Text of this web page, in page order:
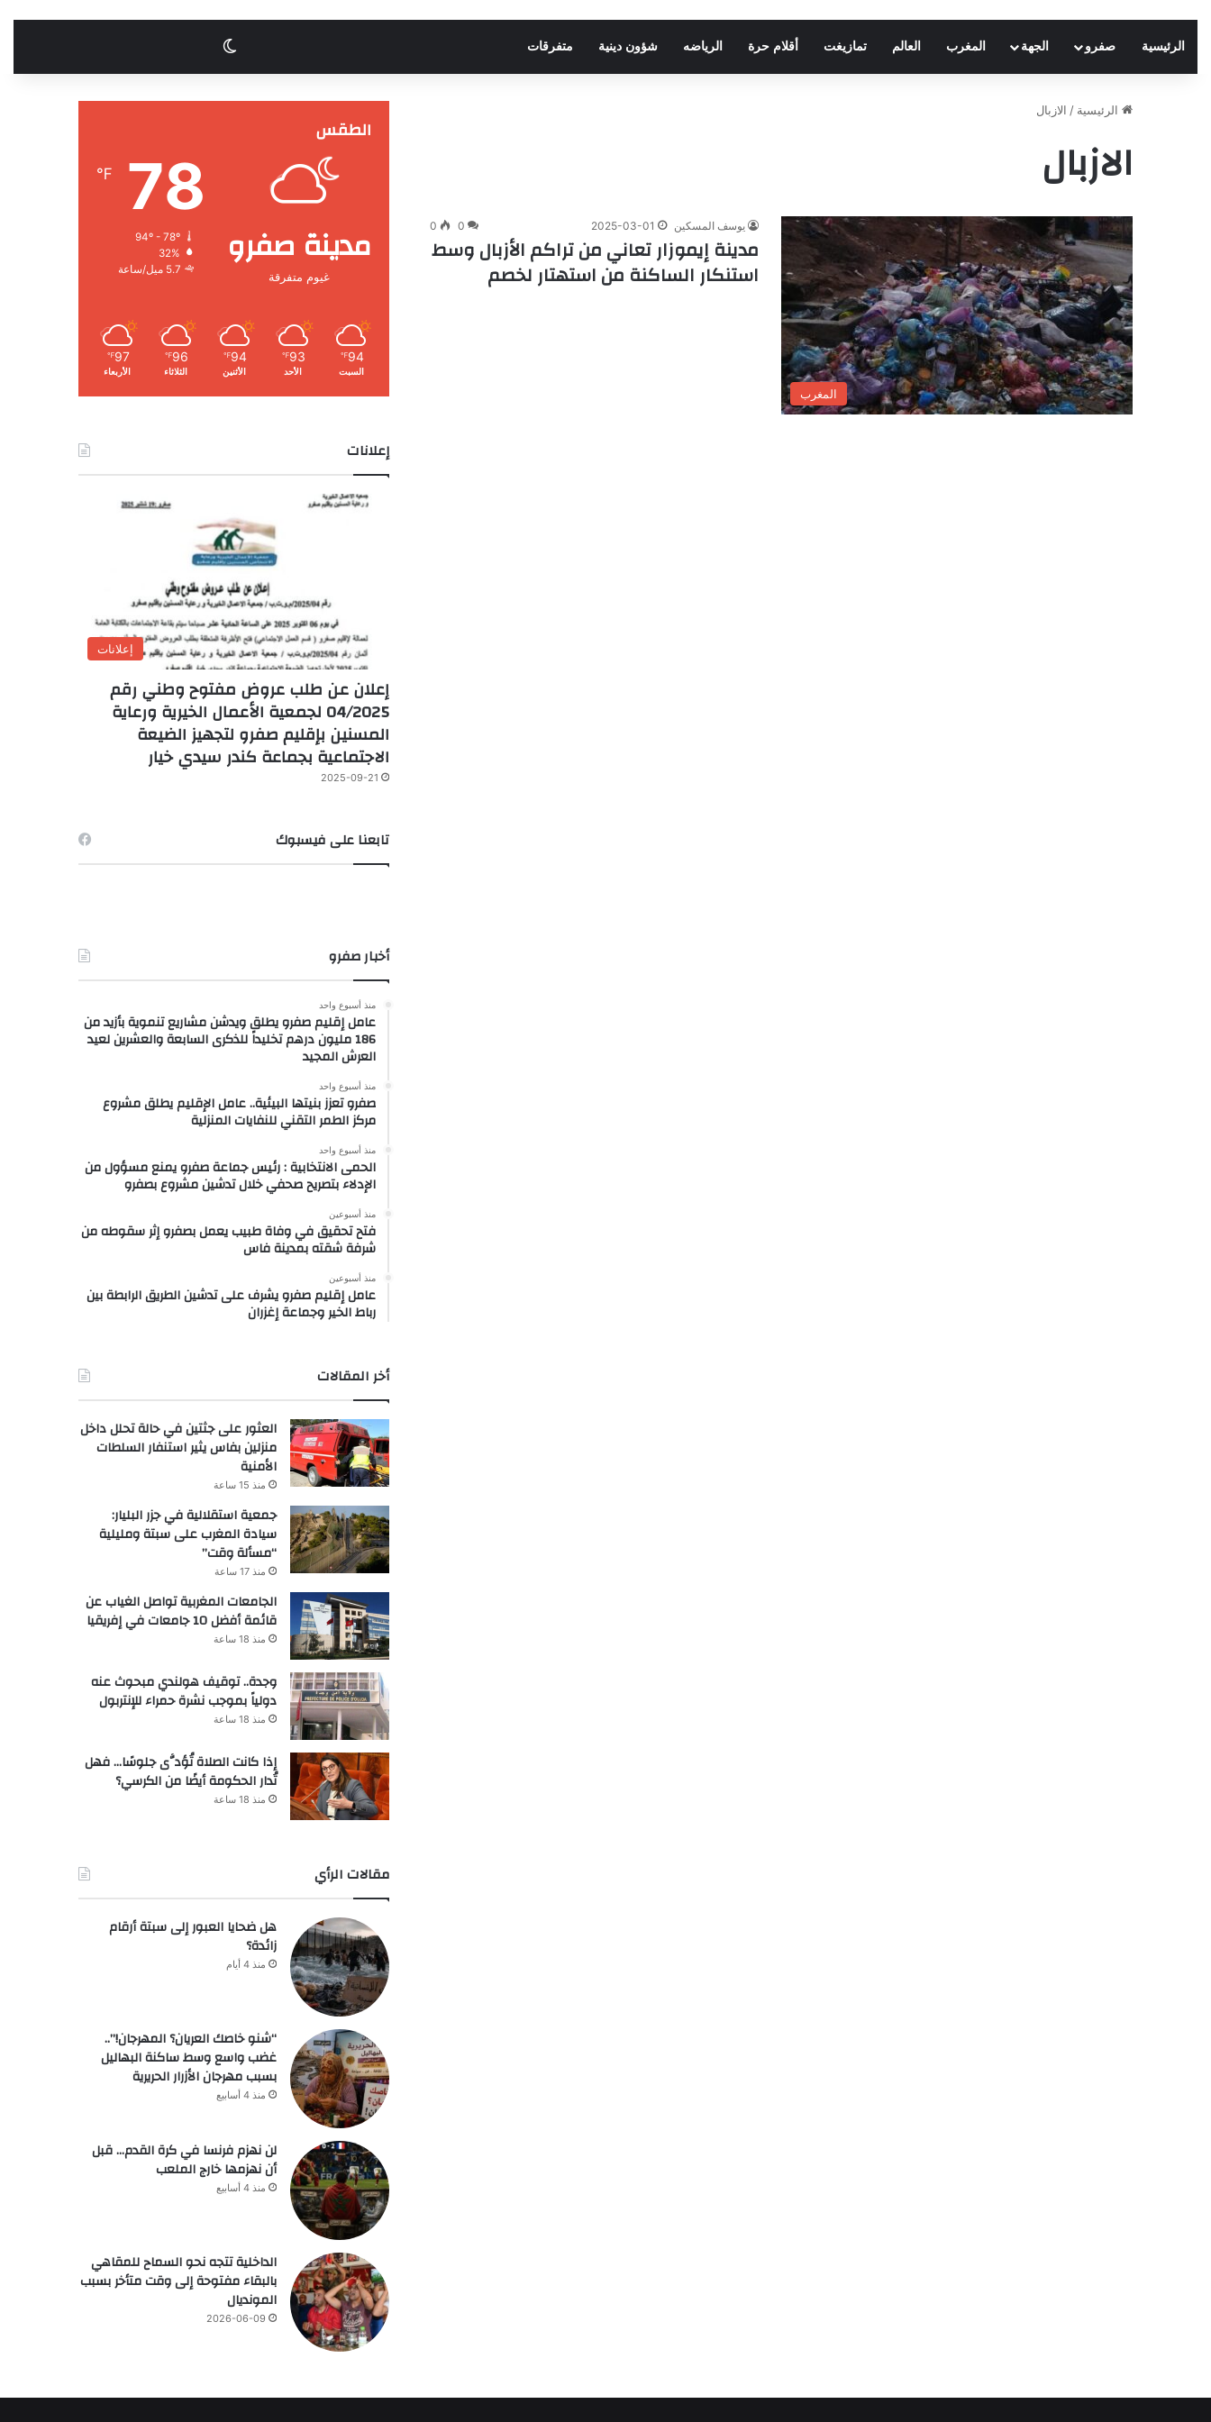
الرئيسية صفرو الجهة المغرب العالم تمازيغت أقلام حرة الرياضه شؤون دينية متفرقات الوضع المظلم
الرئيسية / الازبال
الازبال
المغرب
يوسف المسكين 2025-03-01
0
0
مدينة إيموزار تعاني من تراكم الأزبال وسط
استنكار الساكنة من استهتار لخصم
الطقس
مدينة صفرو
غيوم متفرقة
78
℉
94º - 78º
32%
5.7 ميل/ساعة
94
℉
السبت
93
℉
الأحد
94
℉
الأثنين
96
℉
الثلاثاء
97
℉
الأربعاء
إعلانات
إعلانات
إعلان عن طلب عروض مفتوح وطني رقم
04/2025 لجمعية الأعمال الخيرية ورعاية
المسنين بإقليم صفرو لتجهيز الضيعة
الاجتماعية بجماعة كندر سيدي خيار
2025-09-21
تابعنا على فيسبوك
أخبار صفرو
منذ أسبوع واحد
عامل إقليم صفرو يطلق ويدشن مشاريع تنموية بأزيد من
186 مليون درهم تخليداً للذكرى السابعة والعشرين لعيد
العرش المجيد
منذ أسبوع واحد
صفرو تعزز بنيتها البيئية.. عامل الإقليم يطلق مشروع
مركز الطمر التقني للنفايات المنزلية
منذ أسبوع واحد
الحمى الانتخابية : رئيس جماعة صفرو يمنع مسؤول من
الإدلاء بتصريح صحفي خلال تدشين مشروع بصفرو
منذ أسبوعين
فتح تحقيق في وفاة طبيب يعمل بصفرو إثر سقوطه من
شرفة شقته بمدينة فاس
منذ أسبوعين
عامل إقليم صفرو يشرف على تدشين الطريق الرابطة بين
رباط الخير وجماعة إغزران
أخر المقالات
العثور على جثتين في حالة تحلل داخل
منزلين بفاس يثير استنفار السلطات
الأمنية
منذ 15 ساعة
جمعية استقلالية في جزر البليار:
سيادة المغرب على سبتة ومليلية
“مسألة وقت”
منذ 17 ساعة
الجامعات المغربية تواصل الغياب عن
قائمة أفضل 10 جامعات في إفريقيا
منذ 18 ساعة
وجدة.. توقيف هولندي مبحوث عنه
دولياً بموجب نشرة حمراء للإنتربول
منذ 18 ساعة
إذا كانت الصلاة تُؤدَّى جلوسًا… فهل
تُدار الحكومة أيضًا من الكرسي؟
منذ 18 ساعة
مقالات الرأي
هل ضحايا العبور إلى سبتة أرقام
زائدة؟
منذ 4 أيام
“شنو خاصك العريان؟ المهرجان!”..
غضب واسع وسط ساكنة البهاليل
بسبب مهرجان الأزرار الحريرية
منذ 4 أسابيع
لن نهزم فرنسا في كرة القدم… قبل
أن نهزمها خارج الملعب
منذ 4 أسابيع
الداخلية تتجه نحو السماح للمقاهي
بالبقاء مفتوحة إلى وقت متأخر بسبب
المونديال
2026-06-09